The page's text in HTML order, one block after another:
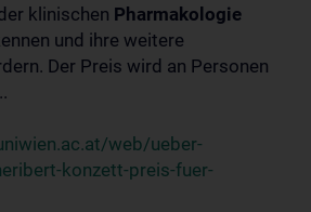
klinischen Pharmakologie
und ihre weitere
Der Preis wird an Personen
web/ueber-
konzett-preis-fuer-